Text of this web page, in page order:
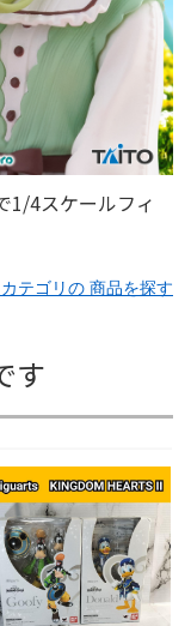
テゴリの 商品を探す
す